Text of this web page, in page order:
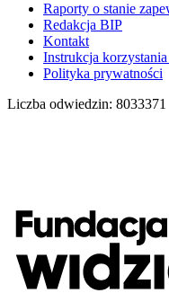
Raporty o stanie
Redakcja BIP
Kontakt
Instrukcja
Polityka prywatności
Liczba odwiedzin: 8033371